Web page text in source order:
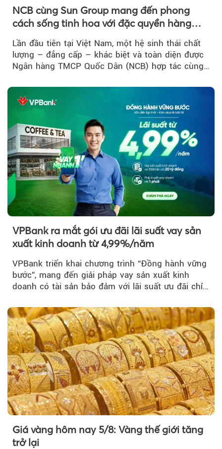
NCB cùng Sun Group mang đến phong
cách sống tinh hoa với đặc quyền hàng
Lần đầu tiên tại Việt Nam, một hệ sinh thái chất
lượng – đẳng cấp – khác biệt và toàn diện được
Ngân hàng TMCP Quốc Dân (NCB) hợp tác cùng
VPBank ra mắt gói ưu đãi lãi suất vay sản
xuất kinh doanh từ 4,99%/năm
VPBank triển khai chương trình “Đồng hành vững
bước”, mang đến giải pháp vay sản xuất kinh
doanh có tài sản bảo đảm với lãi suất ưu đãi chỉ
Giá vàng hôm nay 5/8: Vàng thế giới tăng
trở lại